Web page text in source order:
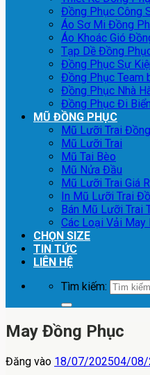
Đồng Phục Công
Áo Sơ Mi Đồng
Áo Khoác Gió
Tạp Dề Đồng
Đồng Phục Sự
Đồng Phục Team
Đồng Phục Nhà
Đồng Phục Đi Biển
MŨ ĐỒNG PHỤC
Mũ Lưỡi Trai
Mũ Lưỡi Trai
Mũ Tai Bèo
Mũ Nửa Đầu
Mũ Lưỡi Trai Giá
In Mũ Lưỡi Trai
Bán Mũ Lưỡi Trai
Các Loại Vải May
CHỌN SIZE
TIN TỨC
LIÊN HỆ
Tìm kiếm:
May Đồng Phục
Đăng vào 18/07/202504/08/